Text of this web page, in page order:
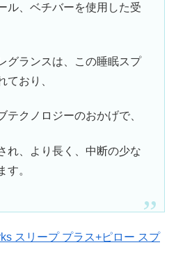
ル、ベチバーを使用した受
グランスは、この睡眠スプ
ており、
テクノロジーのおかげで、
れ、より長く、中断の少な
す。
スリープ プラス+ピロー スプ